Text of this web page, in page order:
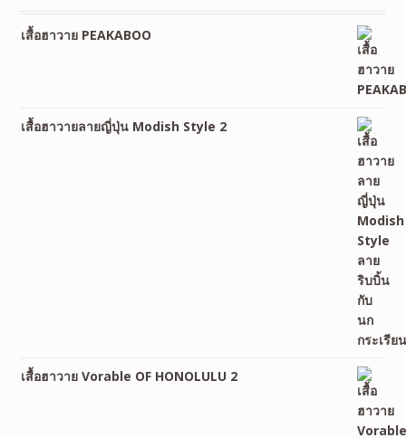
เสื้อฮาวาย PEAKABOO
เสื้อฮาวายลายญี่ปุ่น Modish Style 2
เสื้อฮาวาย Vorable OF HONOLULU 2